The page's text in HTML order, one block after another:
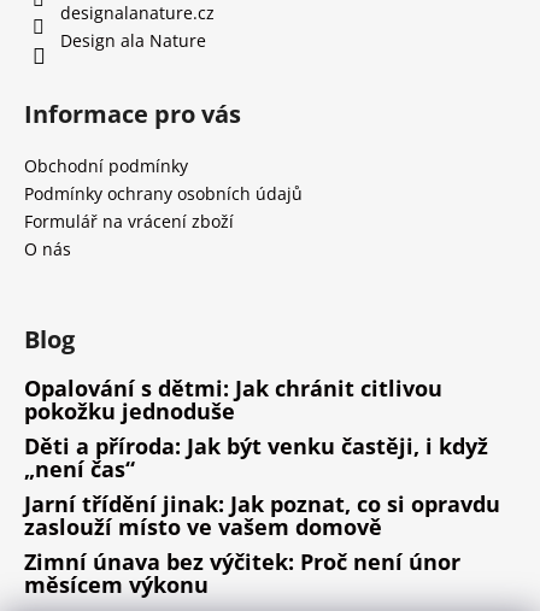
designalanature.cz
Design ala Nature
Informace pro vás
Obchodní podmínky
Podmínky ochrany osobních údajů
Formulář na vrácení zboží
O nás
Blog
Opalování s dětmi: Jak chránit citlivou
pokožku jednoduše
Děti a příroda: Jak být venku častěji, i když
„není čas“
Jarní třídění jinak: Jak poznat, co si opravdu
zaslouží místo ve vašem domově
Zimní únava bez výčitek: Proč není únor
měsícem výkonu